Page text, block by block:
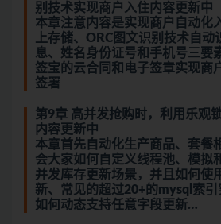
别技术实现商户入住内容更新中
本章注意内容是实现商户自动化
上存储、ORC图文识别技术自
息、姓名身份证号和手机号三要
签宝的云合同和电子签章实现商
签署
第9章 高并发抢购时，利用乐观
内容更新中
本章首先自动化生产商品、套餐
会大家如何自定义线程池、模拟
并发库存更新场景，并且如何使
新、常见的超过20+的mysql索引
如何动态支持任意字段更新…